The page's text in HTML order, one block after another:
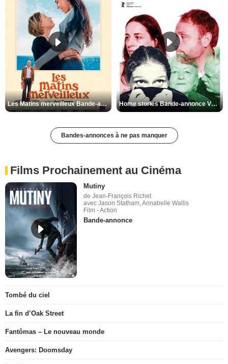
Les Matins merveilleux Bande-annonce VF Home stories Bande-annonce VO STFR
Bandes-annonces à ne pas manquer
Films Prochainement au Cinéma
Mutiny
de Jean-François Richet
avec Jason Statham, Annabelle Wallis
Film - Action
Bande-annonce
Tombé du ciel
La fin d’Oak Street
Fantômas – Le nouveau monde
Avengers: Doomsday